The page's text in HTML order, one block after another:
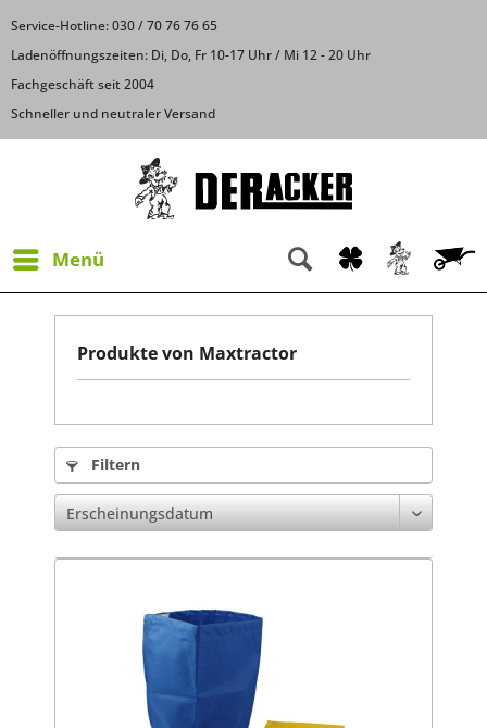
Service-Hotline: 030 / 70 76 76 65
Ladenöffnungszeiten: Di, Do, Fr 10-17 Uhr / Mi 12 - 20 Uhr
Fachgeschäft seit 2004
Schneller und neutraler Versand
Menü
Produkte von Maxtractor
Filtern